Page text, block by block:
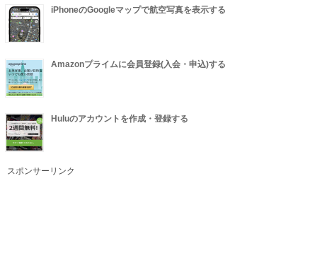
iPhoneのGoogleマップで航空写真を表示する
Amazonプライムに会員登録(入会・申込)する
Huluのアカウントを作成・登録する
スポンサーリンク